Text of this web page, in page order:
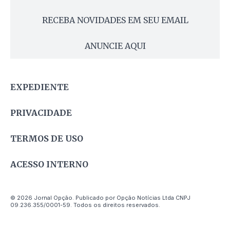
RECEBA NOVIDADES EM SEU EMAIL
ANUNCIE AQUI
EXPEDIENTE
PRIVACIDADE
TERMOS DE USO
ACESSO INTERNO
© 2026 Jornal Opção. Publicado por Opção Notícias Ltda CNPJ
09.236.355/0001-59. Todos os direitos reservados.